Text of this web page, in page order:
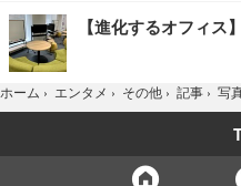
【進化するオフィス】
ホーム › エンタメ › その他 › 記事 › 写